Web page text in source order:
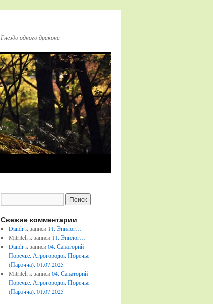
Гнездо одного дракона
Свежие комментарии
Dandrк записи 11. Эпилог…
Mitritch к записи 11. Эпилог…
Dandrк записи04. Санаторий
Поречье. Агрогородок Поречье
(Парэчча). 01.07.2025
Mitritch к записи04. Санаторий
Поречье. Агрогородок Поречье
(Парэчча). 01.07.2025